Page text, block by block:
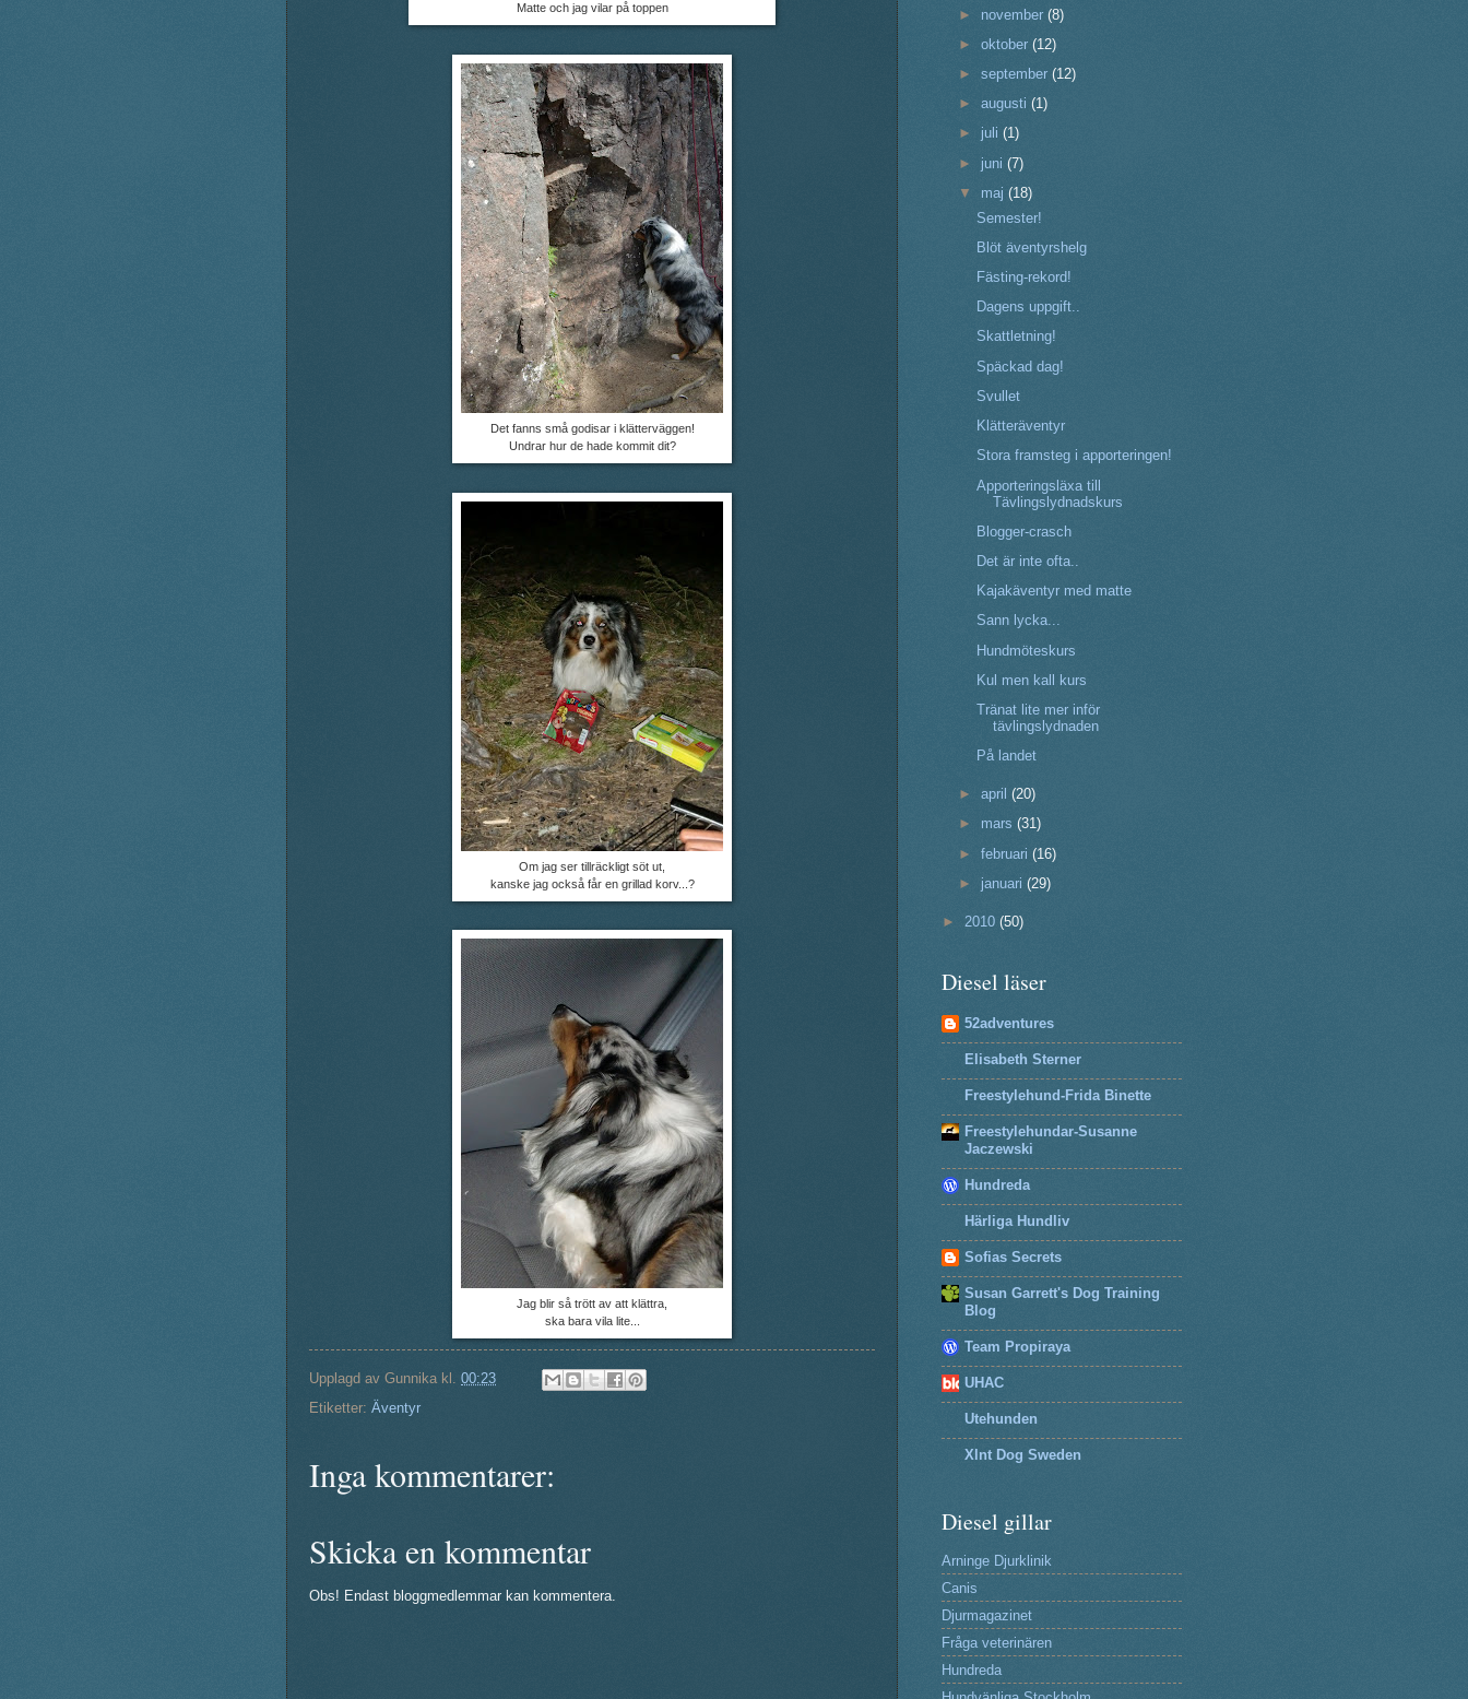
Matte och jag vilar på toppen
Det fanns små godisar i klätterväggen!
Undrar hur de hade kommit dit?
Om jag ser tillräckligt söt ut,
kanske jag också får en grillad korv...?
Jag blir så trött av att klättra,
ska bara vila lite...
Upplagd av Gunnika kl. 00:23
Etiketter: Äventyr
Inga kommentarer:
Skicka en kommentar
Obs! Endast bloggmedlemmar kan kommentera.
► november(8)
►oktober(12)
►september(12)
►augusti(1)
► juli(1)
► juni(7)
▼ maj(18)
Semester!
Blöt äventyrshelg
Fästing-rekord!
Dagens uppgift..
Skattletning!
Späckad dag!
Svullet
Klätteräventyr
Stora framsteg i apporteringen!
Apporteringsläxa till
Tävlingslydnadskurs
Blogger-crasch
Det är inte ofta..
Kajakäventyr med matte
Sann lycka...
Hundmöteskurs
Kul men kall kurs
Tränat lite mer inför
tävlingslydnaden
På landet
►april(20)
► mars(31)
►februari(16)
► januari(29)
► 2010 (50)
Diesel läser
52adventures
Elisabeth Sterner
Freestylehund-Frida Binette
Freestylehundar-Susanne
Jaczewski
Hundreda
Härliga Hundliv
Sofias Secrets
Susan Garrett's Dog Training
Blog
Team Propiraya
UHAC
Utehunden
Xlnt Dog Sweden
Diesel gillar
Arninge Djurklinik
Canis
Djurmagazinet
Fråga veterinären
Hundreda